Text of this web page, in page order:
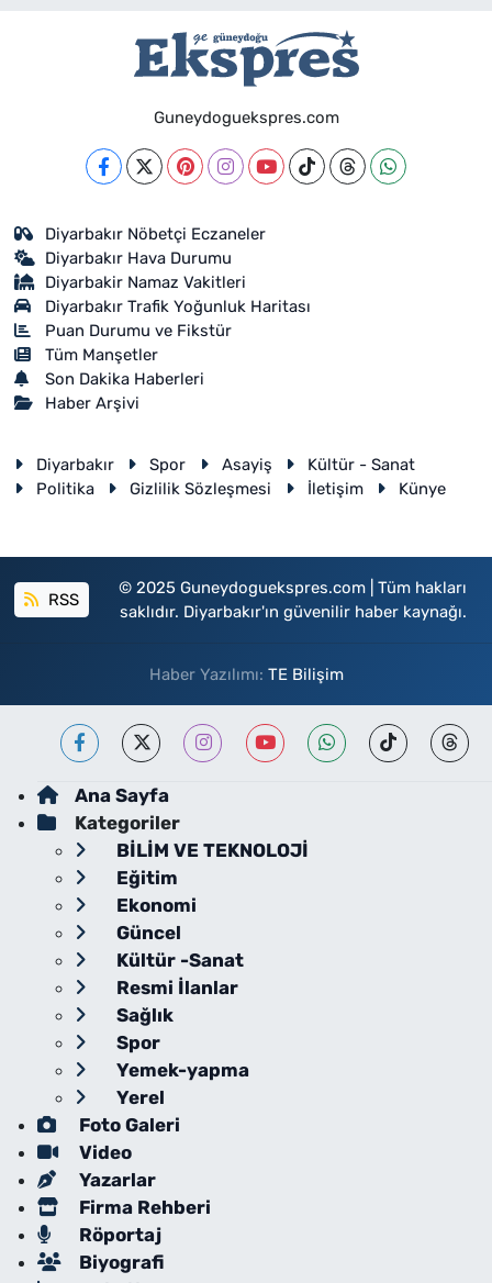
Guneydoguekspres.com
Diyarbakır Nöbetçi Eczaneler
Diyarbakır Hava Durumu
Diyarbakir Namaz Vakitleri
Diyarbakır Trafik Yoğunluk Haritası
Puan Durumu ve Fikstür
Tüm Manşetler
Son Dakika Haberleri
Haber Arşivi
Diyarbakır Spor Asayiş
Kültür - Sanat
Politika
Gizlilik Sözleşmesi İletişim Künye
RSS
© 2025 Guneydoguekspres.com | Tüm hakları
saklıdır. Diyarbakır'ın güvenilir haber kaynağı.
Haber Yazılımı: TE Bilişim
Ana Sayfa
Kategoriler
BİLİM VE TEKNOLOJİ
Eğitim
Ekonomi
Güncel
Kültür -Sanat
Resmi İlanlar
Sağlık
Spor
Yemek-yapma
Yerel
Foto Galeri
Video
Yazarlar
Firma Rehberi
Röportaj
Biyografi